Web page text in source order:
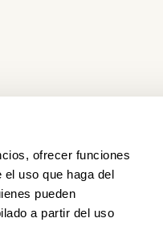
ofrecer funciones
uso que haga del
pueden
a partir del uso